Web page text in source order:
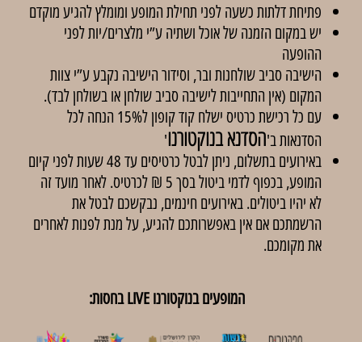
פתיחת דלתות כשעה לפני תחילת המופע ומומלץ להגיע מוקדם
יש במקום הזמנה של אוכל ושתיה ע”י מלצרים/יות לפני
ההופעה
הישיבה סביב שולחנות ובר, וסידור הישיבה נקבע ע”י צוות
המקום (אין התחייבות לישיבה סביב שולחן או בשולחן לבד).
עם כל רכישת כרטיס ישלח קוד קופון ל15% הנחה לכל
הסדנאות ב'הסדנא בנוקטורנו'
באירועים בתשלום, ניתן לבטל כרטיסים עד 48 שעות לפני קיום
המופע, בכפוף לדמי ביטול בסך 5 ₪ לכרטיס. לאחר מועד זה
לא יהיו ביטולים. באירועים חינמים, נבקשכם לבטל את
הרשמתכם אם אין באפשרותכם להגיע, על מנת לפנות לאחרים
את מקומכם.
המופעים בנוקטורנו LIVE בחסות: